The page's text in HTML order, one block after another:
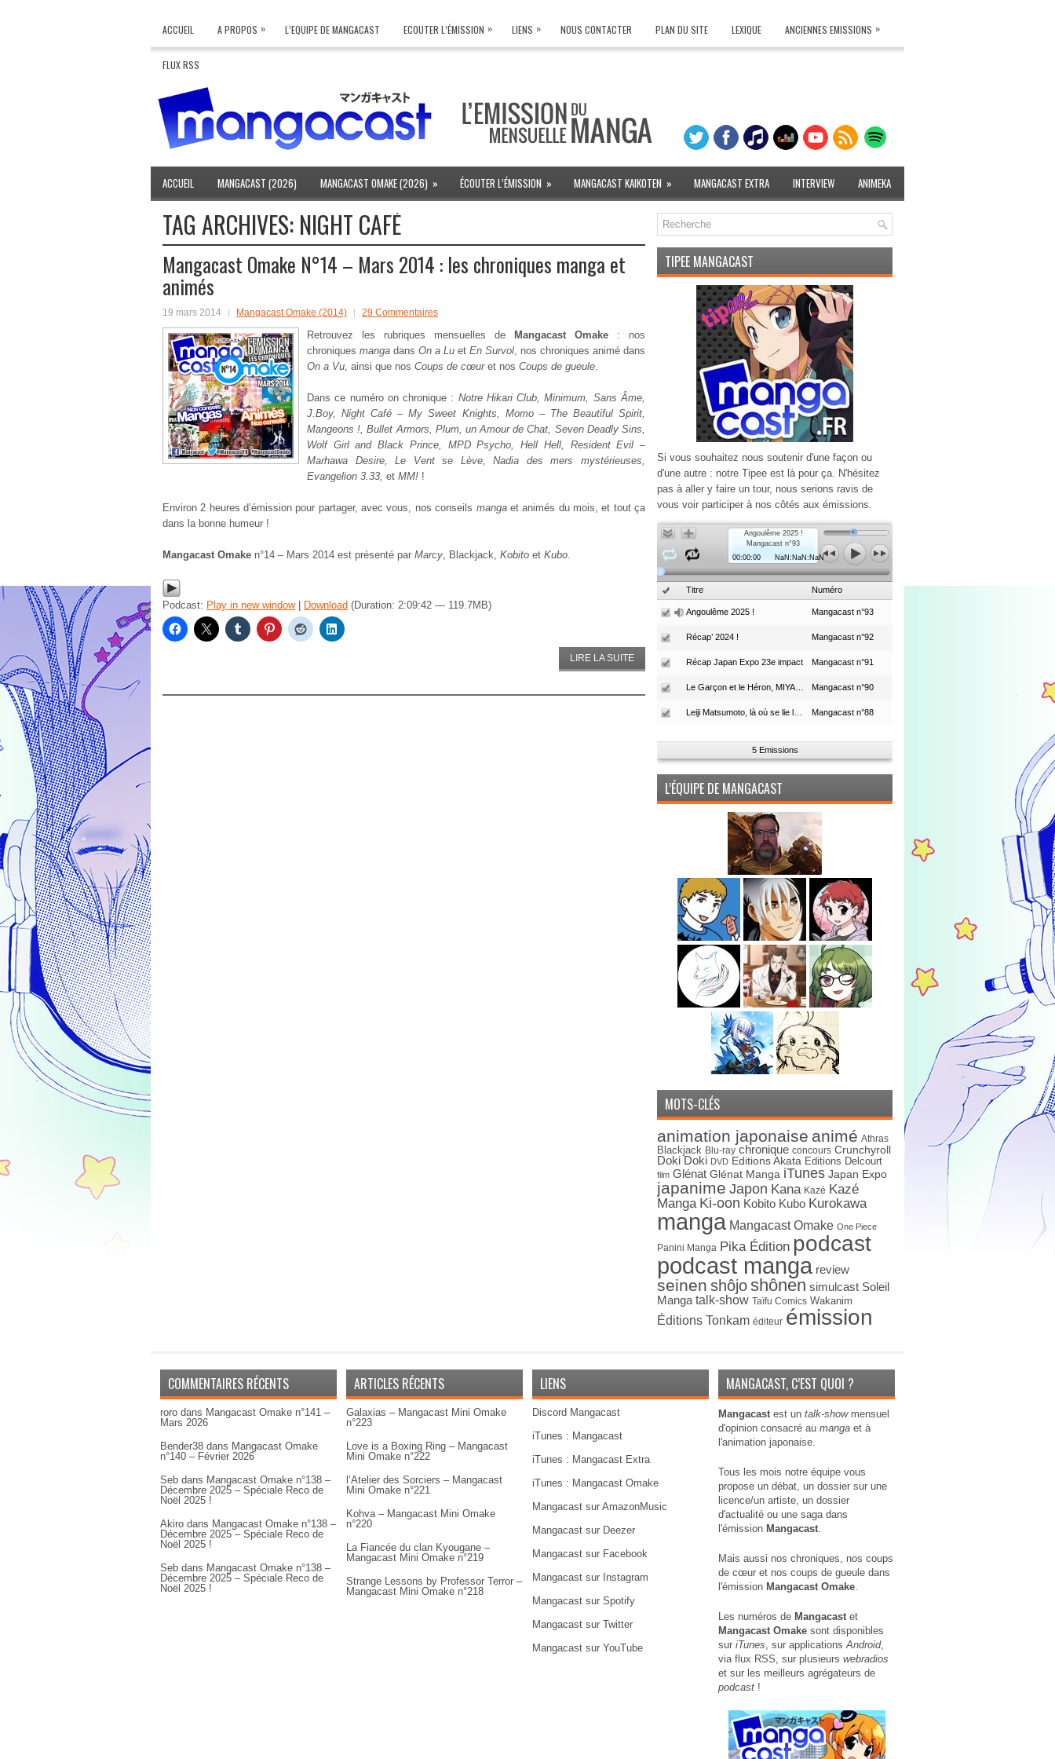
ACCUEIL A PROPOS » L’EQUIPE DE MANGACAST ECOUTER L’ÉMISSION » LIENS » NOUS CONTACTER PLAN DU SITE LEXIQUE ANCIENNES EMISSIONS »
FLUX RSS
ACCUEIL MANGACAST (2026) MANGACAST OMAKE (2026) » ÉCOUTER L’ÉMISSION » MANGACAST KAIKOTEN » MANGACAST EXTRA INTERVIEW ANIMEKA
TAG ARCHIVES: NIGHT CAFÉ
Mangacast Omake N°14 – Mars 2014 : les chroniques manga et
animés
19 mars 2014 Mangacast Omake (2014) 29 Commentaires
Retrouvez les rubriques mensuelles de Mangacast Omake : nos
chroniques manga dans On a Lu et En Survol, nos chroniques animé dans
On a Vu, ainsi que nos Coups de cœuret nos Coups de gueule.
Dans ce numéro on chronique : Notre Hikari Club, Minimum, Sans Âme,
J.Boy, Night Café – My Sweet Knights, Momo – The Beautiful Spirit,
Mangeons !, Bullet Armors, Plum, un Amour de Chat, Seven Deadly Sins,
Wolf Girl and Black Prince, MPD Psycho, Hell Hell, Resident Evil –
Marhawa Desire, Le Vent se Lève, Nadia des mers mystérieuses,
Evangelion 3.33, et MM! !
Environ 2 heures d’émission pour partager, avec vous, nos conseils mangaet animés du mois, et tout ça
dans la bonne humeur !
Mangacast Omake n°14 – Mars 2014 est présenté par Marcy, Blackjack, Kobito et Kubo.
Podcast: Play in new window| Download (Duration: 2:09:42 — 119.7MB)
LIRE LA SUITE
TIPEE MANGACAST
Si vous souhaitez nous soutenir d'une façon ou
d'une autre : notre Tipee est là pour ça. N'hésitez
pas à aller y faire un tour, nous serions ravis de
vous voir participer à nos côtés aux émissions.
Angoulême 2025 !
Mangacast n°93
00:00:00
NaN:NaN:NaN
Titre Numéro
Angoulême 2025 ! Mangacast n°93
Récap’ 2024 ! Mangacast n°92
Récap Japan Expo 23e impact Mangacast n°91
Mangacast n°90
Mangacast n°88
5 Emissions
L’ÉQUIPE DE MANGACAST
MOTS-CLÉS
animation japonaise animé Athras
Blackjack Blu-ray chronique concours Crunchyroll
Doki Doki DVD Editions Akata Editions Delcourt
film Glénat Glénat Manga iTunes Japan Expo
japanime Japon Kana Kazé Kazé
Manga Ki-oon Kobito Kubo Kurokawa
manga Mangacast Omake One Piece
Panini Manga Pika Édition podcast
podcast manga review
seinen shôjoshônen simulcast Soleil
Manga talk-show Taïfu Comics Wakanim
Éditions Tonkam éditeur émission
COMMENTAIRES RÉCENTS
roro dans Mangacast Omake n°141 –
Mars 2026
Bender38 dans Mangacast Omake
n°140 – Février 2026
Seb dans Mangacast Omake n°138 –
Décembre 2025 – Spéciale Reco de
Noël 2025 !
Akiro dans Mangacast Omake n°138 –
Décembre 2025 – Spéciale Reco de
Noël 2025 !
Seb dans Mangacast Omake n°138 –
Décembre 2025 – Spéciale Reco de
Noël 2025 !
ARTICLES RÉCENTS
Galaxias – Mangacast Mini Omake
n°223
Love is a Boxing Ring – Mangacast
Mini Omake n°222
l’Atelier des Sorciers – Mangacast
Mini Omake n°221
Kohva – Mangacast Mini Omake
n°220
La Fiancée du clan Kyougane –
Mangacast Mini Omake n°219
Strange Lessons by Professor Terror –
Mangacast Mini Omake n°218
LIENS
Discord Mangacast
iTunes : Mangacast
iTunes : Mangacast Extra
iTunes : Mangacast Omake
Mangacast sur AmazonMusic
Mangacast sur Deezer
Mangacast sur Facebook
Mangacast sur Instagram
Mangacast sur Spotify
Mangacast sur Twitter
Mangacast sur YouTube
MANGACAST, C’EST QUOI ?
Mangacastest un talk-showmensuel
d'opinion consacré au manga et à
l'animation japonaise.
Tous les mois notre équipe vous
propose un débat, un dossier sur une
licence/un artiste, un dossier
d'actualité ou une saga dans
l'émission Mangacast.
Mais aussi nos chroniques, nos coups
de cœur et nos coups de gueule dans
l'émission Mangacast Omake.
Les numéros de Mangacastet
Mangacast Omake sont disponibles
sur iTunes, sur applicationsAndroid,
via flux RSS, sur plusieurs webradios
et sur les meilleurs agrégateurs de
podcast !